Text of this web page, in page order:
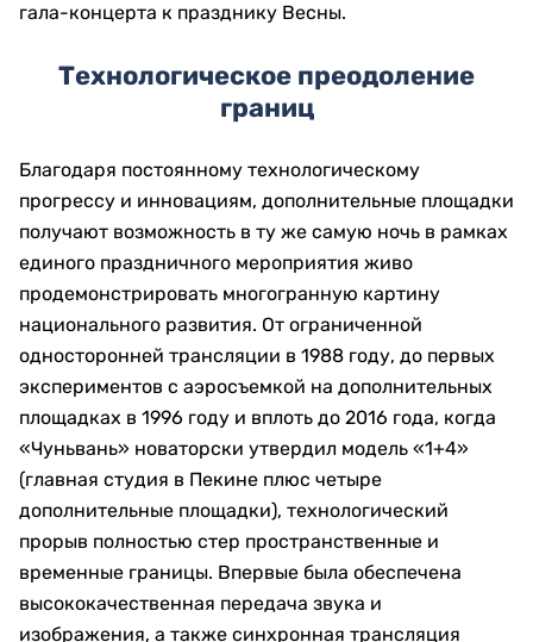
гала-концерта к празднику Весны.
Технологическое преодоление
границ
Благодаря постоянному технологическому
прогрессу и инновациям, дополнительные площадки
получают возможность в ту же самую ночь в рамках
единого праздничного мероприятия живо
продемонстрировать многогранную картину
национального развития.​ От ограниченной
односторонней трансляции в 1988 году, до первых
экспериментов с аэросъемкой на дополнительных
площадках в 1996 году и вплоть до 2016 года, когда
«Чуньвань» новаторски утвердил модель «1+4»
(главная студия в Пекине плюс четыре
дополнительные площадки), технологический
прорыв полностью стер пространственные и
временные границы. Впервые была обеспечена
высококачественная передача звука и
изображения, а также синхронная трансляция